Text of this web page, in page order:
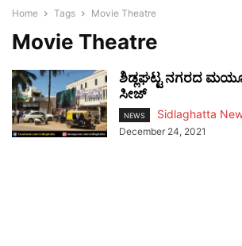
Home Tags Movie Theatre
Movie Theatre
ಶಿಡ್ಲಘಟ್ಟ ನಗರದ
ಸೀಜ್
NEWS Sidlaghatta
December 24, 2021